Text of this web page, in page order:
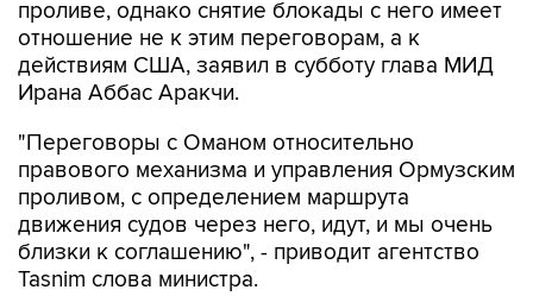
проливе, однако снятие блокады с него имеет
отношение не к этим переговорам, а к
действиям США, заявил в субботу глава МИД
Ирана Аббас Аракчи.
"Переговоры с Оманом относительно
правового механизма и управления Ормузским
проливом, с определением маршрута
движения судов через него, идут, и мы очень
близки к соглашению", - приводит агентство
Tasnim слова министра.